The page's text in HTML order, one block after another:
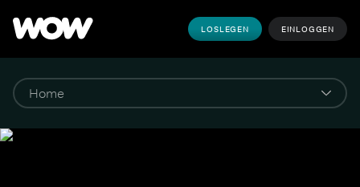
LOSLEGEN EINLOGGEN